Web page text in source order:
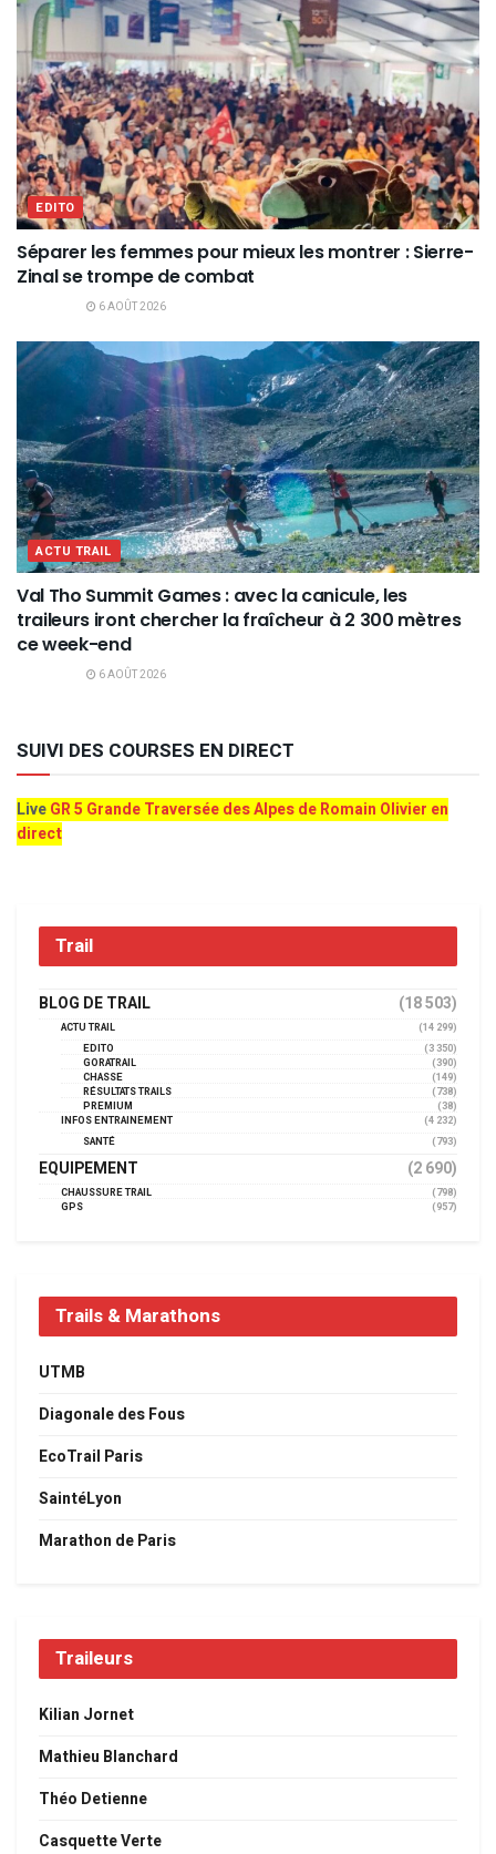
EDITO
Séparer les femmes pour mieux les montrer : Sierre-
Zinal se trompe de combat
6 AOÛT 2026
ACTU TRAIL
Val Tho Summit Games : avec la canicule, les
traileurs iront chercher la fraîcheur à 2 300 mètres
ce week-end
6 AOÛT 2026
SUIVI DES COURSES EN DIRECT
LiveGR 5 Grande Traversée des Alpes de Romain Olivier en
direct
Trail
BLOG DE TRAIL (18 503)
ACTU TRAIL
(14 299)
EDITO
(3 350)
GORATRAIL
(390)
CHASSE
(149)
RÉSULTATS TRAILS
(738)
PREMIUM
(38)
INFOS ENTRAINEMENT
(4 232)
SANTÉ
(793)
EQUIPEMENT (2 690)
CHAUSSURE TRAIL
(798)
GPS
(957)
Trails & Marathons
UTMB
Diagonale des Fous
EcoTrail Paris
SaintéLyon
Marathon de Paris
Traileurs
Kilian Jornet
Mathieu Blanchard
Théo Detienne
Casquette Verte